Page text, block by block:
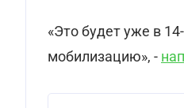
«Это будет уже в
мобилизацию», -